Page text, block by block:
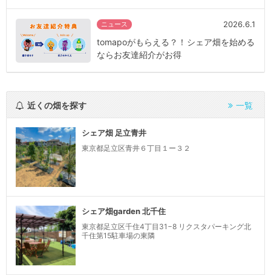
ニュース 2026.6.1
tomapoがもらえる？！シェア畑を始める
ならお友達紹介がお得
近くの畑を探す 一覧
シェア畑 足立青井
東京都足立区青井６丁目１ー３２
シェア畑garden 北千住
東京都足立区千住4丁目31−8 リクスタパーキング北
千住第15駐車場の東隣